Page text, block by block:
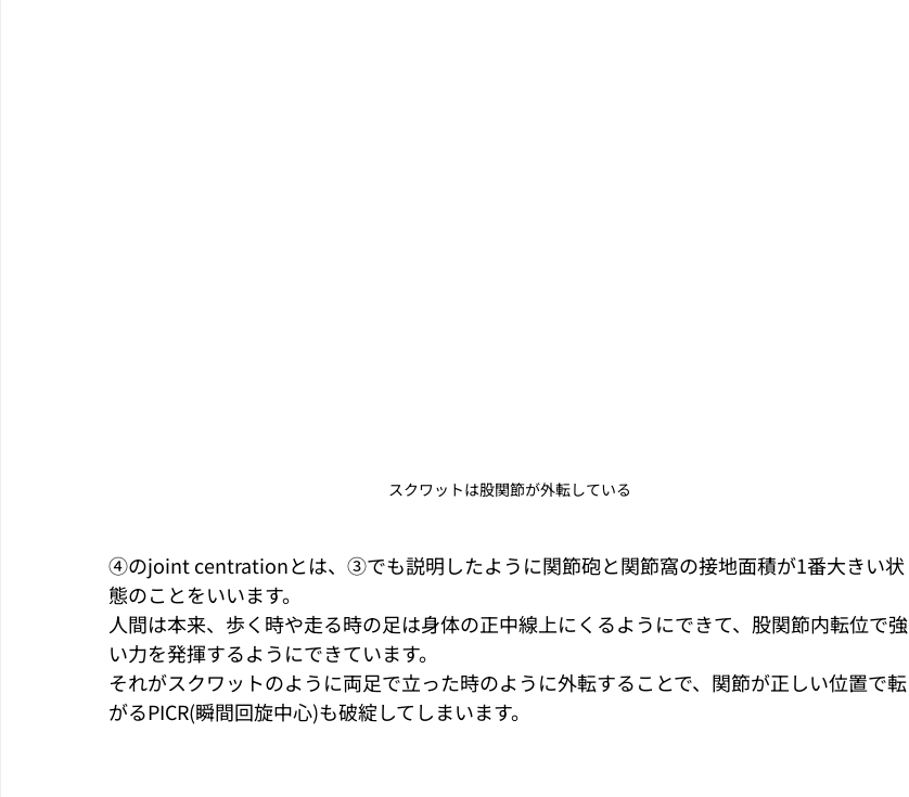
スクワットは股関節が外転している
④のjoint centrationとは、③でも説明したように関節砲と関節窩の接地面積が1番大きい状
態のことをいいます。
人間は本来、歩く時や走る時の足は身体の正中線上にくるようにできて、股関節内転位で強
い力を発揮するようにできています。
それがスクワットのように両足で立った時のように外転することで、関節が正しい位置で転
がるPICR(瞬間回旋中心)も破綻してしまいます。